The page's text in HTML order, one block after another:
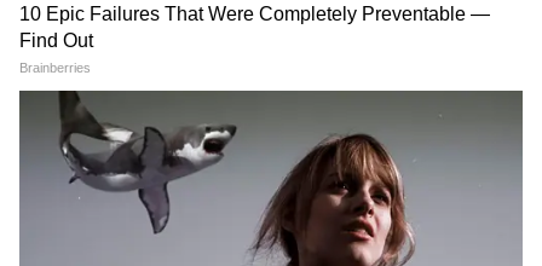
গিয়ে বড় কথা মুখ্যমন্ত্রী শুভেন্দুর, হৃদয়
ছুঁলেন শিখদের